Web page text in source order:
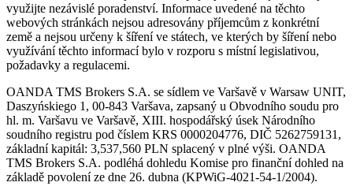
využijte nezávislé poradenství. Informace uvedené na těchto
webových stránkách nejsou adresovány příjemcům z konkrétní
země a nejsou určeny k šíření ve státech, ve kterých by šíření nebo
využívání těchto informací bylo v rozporu s místní legislativou,
požadavky a regulacemi.
OANDA TMS Brokers S.A. se sídlem ve Varšavě v Warsaw UNIT,
Daszyńskiego 1, 00-843 Varšava, zapsaný u Obvodního soudu pro
hl. m. Varšavu ve Varšavě, XIII. hospodářský úsek Národního
soudního registru pod číslem KRS 0000204776, DIČ 5262759131,
základní kapitál: 3,537,560 PLN splacený v plné výši. OANDA
TMS Brokers S.A. podléhá dohledu Komise pro finanční dohled na
základě povolení ze dne 26. dubna (KPWiG-4021-54-1/2004).